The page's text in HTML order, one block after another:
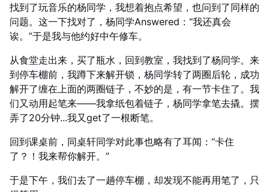
找到了玩音乐的杨同学，我想着抱点希望，也问到了同样的
问题。这一下找对了，杨同学Answered：“我还真会
诶。”于是我与他约好中午修车。
从食堂走出来，买了瓶水，回到教室，我找到了杨同学。来
到停车棚前，我蹲下来解开锁，杨同学转了两圈后轮，成功
解开了缠在上面的两圈链子，不妙的是，有一节卡住了。我
们又动用起笔来——我拿纸包着链子，杨同学拿笔去撬。摆
弄了20分钟...我又get了一根断笔。
回到课桌前，同桌轩同学对此事也略有了耳闻：“卡住
了？！我来帮你解开。”
于是下午，我们去了一趟停车棚，却发现不能再用笔了，只